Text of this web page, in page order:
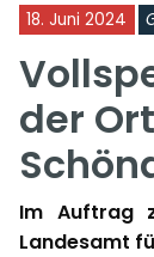
18. Juni 2024
der
Im Auftrag
Landesamt